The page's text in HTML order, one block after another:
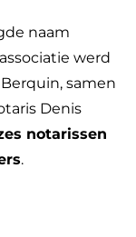
naam
werd
samen
Denis
notarissen
.